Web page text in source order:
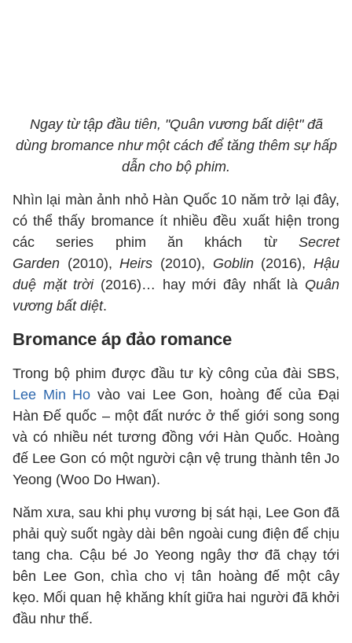
Ngay từ tập đầu tiên, "Quân vương bất diệt" đã
dùng bromance như một cách để tăng thêm sự hấp
dẫn cho bộ phim.
Nhìn lại màn ảnh nhỏ Hàn Quốc 10 năm trở lại đây,
có thể thấy bromance ít nhiều đều xuất hiện trong
các series phim ăn khách từ Secret
Garden (2010),Heirs (2010), Goblin(2016),Hậu
duệ mặt trời(2016)… hay mới đây nhất là Quân
vương bất diệt.
Bromance áp đảo romance
Trong bộ phim được đầu tư kỳ công của đài SBS,
Lee Min Ho vào vai Lee Gon, hoàng đế của Đại
Hàn Đế quốc – một đất nước ở thế giới song song
và có nhiều nét tương đồng với Hàn Quốc. Hoàng
đế Lee Gon có một người cận vệ trung thành tên Jo
Yeong (Woo Do Hwan).
Năm xưa, sau khi phụ vương bị sát hại, Lee Gon đã
phải quỳ suốt ngày dài bên ngoài cung điện để chịu
tang cha. Cậu bé Jo Yeong ngây thơ đã chạy tới
bên Lee Gon, chìa cho vị tân hoàng đế một cây
kẹo. Mối quan hệ khăng khít giữa hai người đã khởi
đầu như thế.